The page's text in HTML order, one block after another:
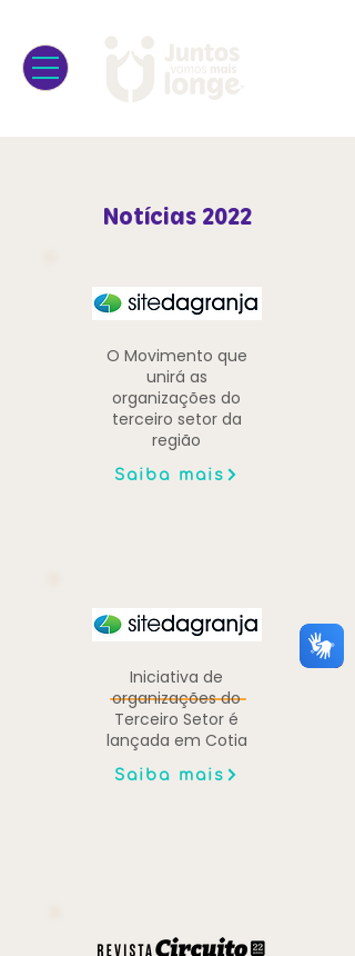
Notícias 2022
O Movimento que
unirá as
organizações do
terceiro setor da
região
Saiba mais
Iniciativa de
organizações do
Terceiro Setor é
lançada em Cotia
Saiba mais